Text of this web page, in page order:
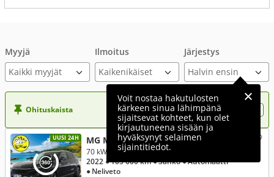
Myyjä
Kaikki myyjät
Ilmoitus Järjestys
Voit nostaa hakutulosten
kärkeen sinua lähimpänä
sijaitsevat kohteet, kun olet
kirjautuneena sisään ja
hyväksynyt selaimen
sijaintitiedot.
Ohituskaista Nosta ilmoituksesi tähän?
UUSI 24H MG Marvel R
70 kWh, Perfomance
2022 ● 105 000 km● Sähkö● Automaatti
● Neliveto